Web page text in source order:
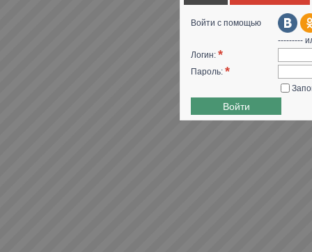
Войти с помощью
---------
Логин: *
Пароль: *